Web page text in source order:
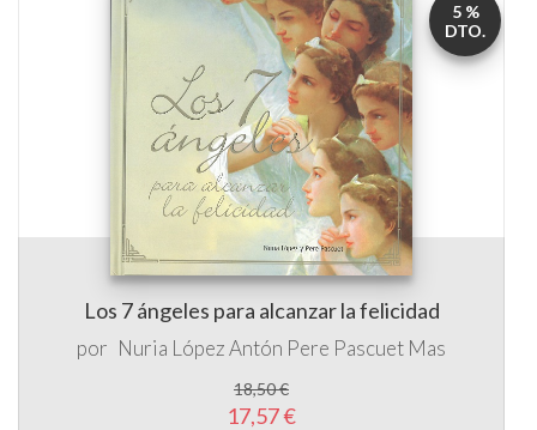
Los 7 ángeles para alcanzar la felicidad
por Nuria López Antón Pere Pascuet Mas
18,50 €
17,57 €
5 %
DTO.